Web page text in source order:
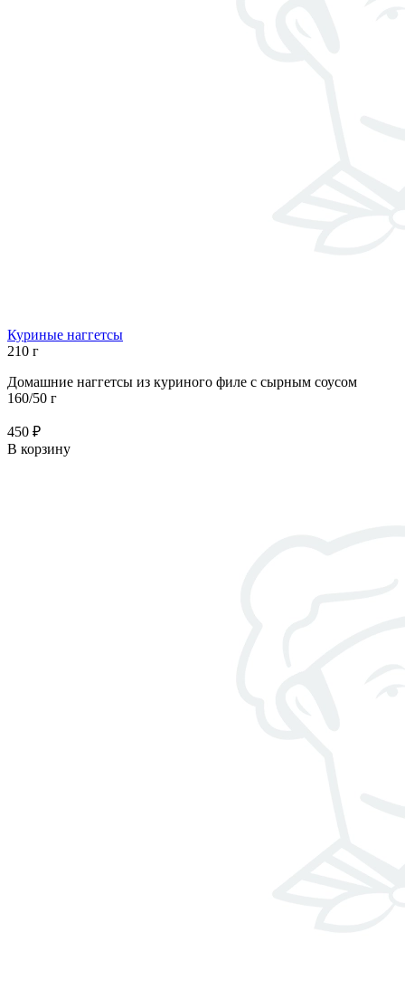
Куриные наггетсы
210 г
Домашние наггетсы из куриного филе с сырным соусом
160/50 г
450 ₽
В корзину